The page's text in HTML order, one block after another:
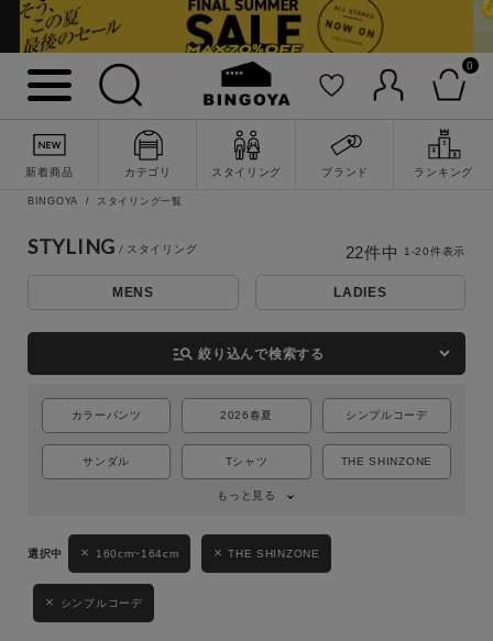
0
新着商品 カテゴリ スタイリング ブランド ランキング
詳細検索
BINGOYA スタイリング一覧
STYLING
MENS LADIES
manage_search 絞り込んで検索する
カラーパンツ 2026春夏 シンプルコーデ
サンダル Tシャツ THE SHINZONE
もっと見る
160cm~164cm THE SHINZONE
シンプルコーデ
22件中 1-20件表示